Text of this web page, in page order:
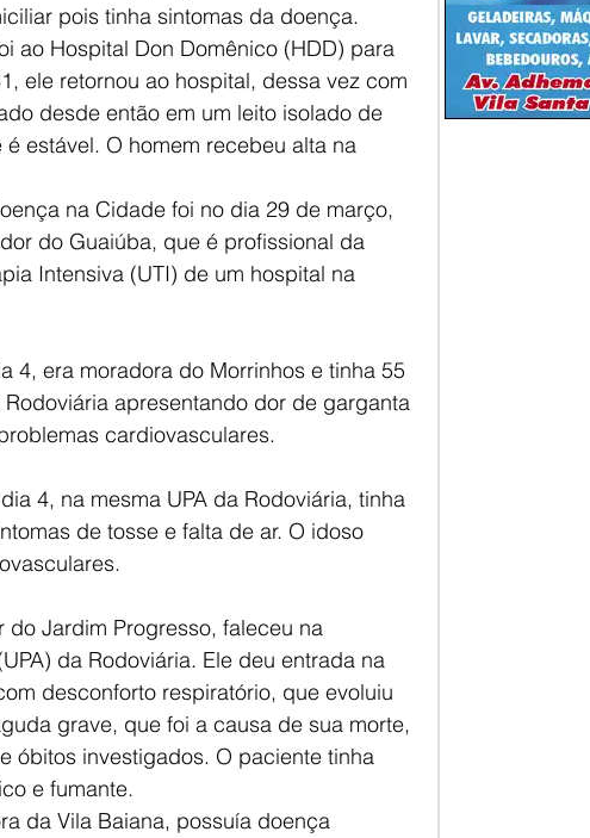
pois tinha sintomas da doença.
ao Hospital Don Domênico (HDD) para
ele retornou ao hospital, dessa vez com
desde então em um leito isolado de
estável. O homem recebeu alta na
na Cidade foi no dia 29 de março,
do Guaiúba, que é profissional da
Intensiva (UTI) de um hospital na
4, era moradora do Morrinhos e tinha 55
apresentando dor de garganta
cardiovasculares.
4, na mesma UPA da Rodoviária, tinha
de tosse e falta de ar. O idoso
Jardim Progresso, faleceu na
da Rodoviária. Ele deu entrada na
desconforto respiratório, que evoluiu
grave, que foi a causa de sua morte,
óbitos investigados. O paciente tinha
e fumante.
da Vila Baiana, possuía doença